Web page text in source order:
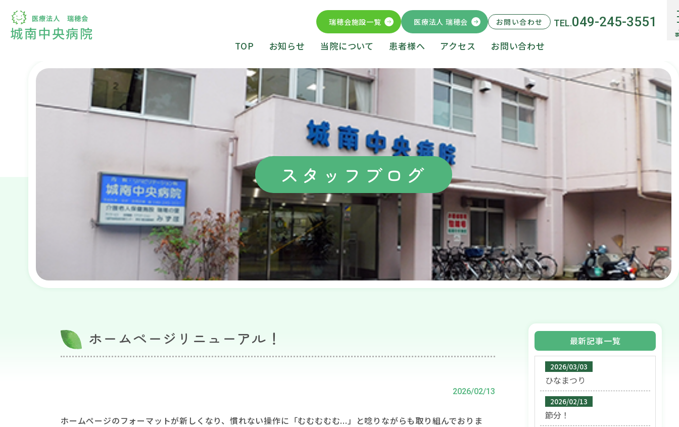
スタッフブログ
ホームページリニューアル！
2026/02/13
ホームページのフォーマットが新しくなり、慣れない操作に「むむむむむ...」と唸りながらも取り組んでおりま
最新記事一覧
2026/03/03
ひなまつり
2026/02/13
節分！
城南中央病院
瑞穂会施設一覧 医療法人 瑞穂会 049-245-3551
TOP お知らせ 当院について 患者様へ アクセス お問い合わせ